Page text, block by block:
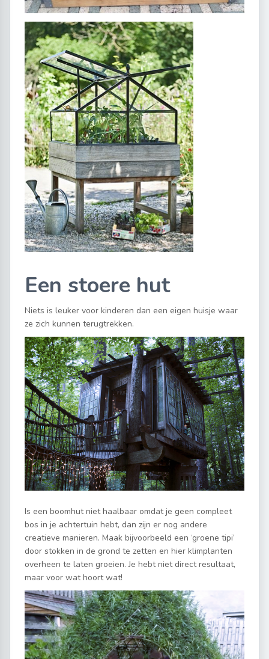
Een stoere hut
Niets is leuker voor kinderen dan een eigen huisje waar
ze zich kunnen terugtrekken.
Is een boomhut niet haalbaar omdat je geen compleet
bos in je achtertuin hebt, dan zijn er nog andere
creatieve manieren. Maak bijvoorbeeld een ‘groene tipi’
door stokken in de grond te zetten en hier klimplanten
overheen te laten groeien. Je hebt niet direct resultaat,
maar voor wat hoort wat!